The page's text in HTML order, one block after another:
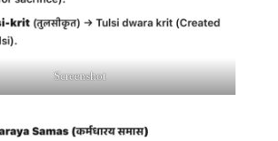
Screenshot